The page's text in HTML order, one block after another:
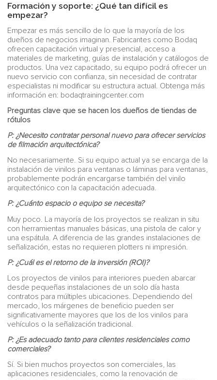
Formación y soporte: ¿Qué tan difícil es
empezar?
Empezar es más sencillo de lo que la mayoría de los
dueños de negocios imaginan. Fabricantes como Bodaq
ofrecen capacitación virtual y presencial, acceso a
materiales de marketing, guías de instalación y catálogos de
productos. Una vez capacitado, su equipo podrá ofrecer un
nuevo servicio con confianza, sin necesidad de contratar
especialistas ni modificar su estructura actual. Obtenga más
información en: bodaqtrainingcenter.com
Preguntas clave que se hacen los dueños de tiendas de
rótulos
P: ¿Necesito contratar personal nuevo para ofrecer servicios
de filmación arquitectónica?
No necesariamente. Si su equipo actual ya se encarga de la
instalación de vinilos para ventanas o láminas para ventanas,
probablemente podrán encargarse también del vinilo
arquitectónico con la capacitación adecuada.
P: ¿Cuánto espacio o equipo se necesita?
Muy poco. La mayoría de los proyectos se realizan in situ
con herramientas manuales básicas, una pistola de calor y
una espátula. A diferencia de las grandes instalaciones de
señalización, estas no requieren plotters ni impresión.
P: ¿Cuál es el retorno de la inversión (ROI)?
Los proyectos de vinilos para interiores pueden abarcar
desde pequeñas instalaciones de un solo día hasta
contratos para múltiples ubicaciones. Dependiendo del
mercado, los márgenes de beneficio pueden ser
significativamente mayores que los de los vinilos para
vehículos o la señalización tradicional.
P: ¿Es adecuado tanto para clientes residenciales como
comerciales?
Sí. Si bien muchos proyectos son comerciales, las
aplicaciones residenciales, como la renovación de